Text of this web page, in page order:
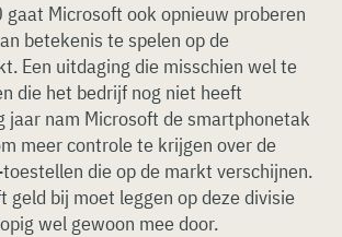
gaat Microsoft ook opnieuw proberen
betekenis te spelen op de
Een uitdaging die misschien wel te
die het bedrijf nog niet heeft
jaar nam Microsoft de smartphonetak
meer controle te krijgen over de
die op de markt verschijnen.
geld bij moet leggen op deze divisie
wel gewoon mee door.